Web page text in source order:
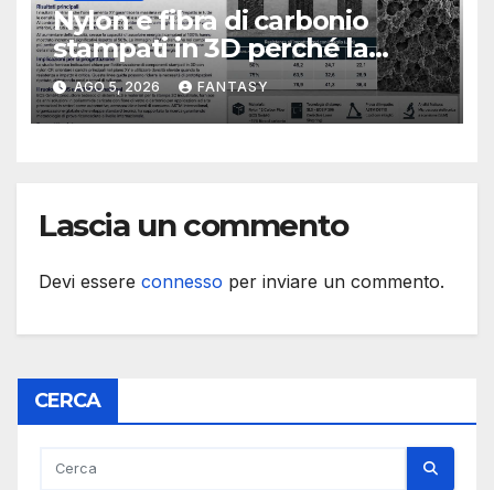
Nylon e fibra di carbonio
stampati in 3D perché la
resistenza agli urti dipende
dal processo
AGO 5, 2026 FANTASY
Lascia un commento
Devi essere connesso per inviare un commento.
CERCA